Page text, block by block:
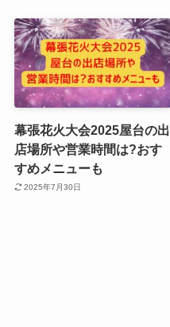
幕張花火大会2025屋台の出
店場所や営業時間は?おす
すめメニューも
2025年7月30日